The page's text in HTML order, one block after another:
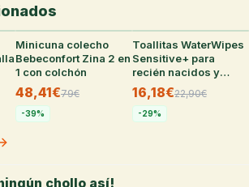
25
Minicuna colecho
Bebeconfort Zina 2 en
1 con colchón
48,41€79€
-39%
23°
Toallitas WaterWipes
Sensitive+ para
recién nacidos y
bebés (6 paquetes)
16,18€22,90€
-29%
chollo así!